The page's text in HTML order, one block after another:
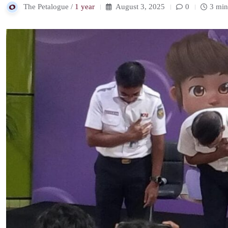
The Petalogue / 1 year August 3, 2025 0 3